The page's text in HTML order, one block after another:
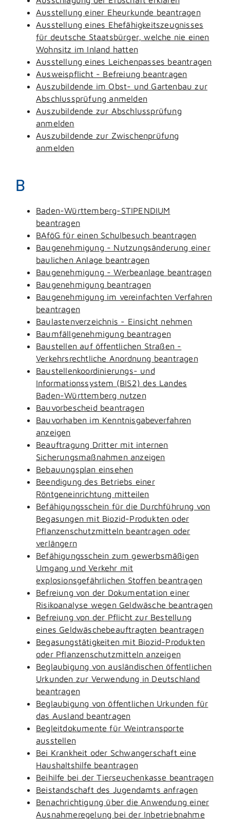
Ausstellung einer Eheurkunde beantragen
Ausstellung eines Ehefähigkeitszeugnisses
für deutsche Staatsbürger, welche nie einen
Wohnsitz im Inland hatten
Ausstellung eines Leichenpasses beantragen
Ausweispflicht - Befreiung beantragen
Auszubildende im Obst- und Gartenbau zur
Abschlussprüfung anmelden
Auszubildende zur Abschlussprüfung
anmelden
Auszubildende zur Zwischenprüfung
anmelden
B
Baden-Württemberg-STIPENDIUM
beantragen
BAföG für einen Schulbesuch beantragen
Baugenehmigung - Nutzungsänderung einer
baulichen Anlage beantragen
Baugenehmigung - Werbeanlage beantragen
Baugenehmigung beantragen
Baugenehmigung im vereinfachten Verfahren
beantragen
Baulastenverzeichnis - Einsicht nehmen
Baumfällgenehmigung beantragen
Baustellen auf öffentlichen Straßen -
Verkehrsrechtliche Anordnung beantragen
Baustellenkoordinierungs- und
Informationssystem (BIS2) des Landes
Baden-Württemberg nutzen
Bauvorbescheid beantragen
Bauvorhaben im Kenntnisgabeverfahren
anzeigen
Beauftragung Dritter mit internen
Sicherungsmaßnahmen anzeigen
Bebauungsplan einsehen
Beendigung des Betriebs einer
Röntgeneinrichtung mitteilen
Befähigungsschein für die Durchführung von
Begasungen mit Biozid-Produkten oder
Pflanzenschutzmitteln beantragen oder
verlängern
Befähigungsschein zum gewerbsmäßigen
Umgang und Verkehr mit
explosionsgefährlichen Stoffen beantragen
Befreiung von der Dokumentation einer
Risikoanalyse wegen Geldwäsche beantragen
Befreiung von der Pflicht zur Bestellung
eines Geldwäschebeauftragten beantragen
Begasungstätigkeiten mit Biozid-Produkten
oder Pflanzenschutzmitteln anzeigen
Beglaubigung von ausländischen öffentlichen
Urkunden zur Verwendung in Deutschland
beantragen
Beglaubigung von öffentlichen Urkunden für
das Ausland beantragen
Begleitdokumente für Weintransporte
ausstellen
Bei Krankheit oder Schwangerschaft eine
Haushaltshilfe beantragen
Beihilfe bei der Tierseuchenkasse beantragen
Beistandschaft des Jugendamts anfragen
Benachrichtigung über die Anwendung einer
Ausnahmeregelung bei der Inbetriebnahme